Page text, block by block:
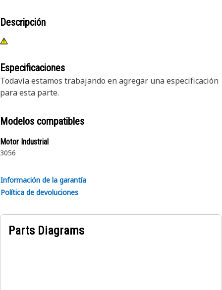
Descripción
Especificaciones
Todavía estamos trabajando en agregar una especificación
para esta parte.
Modelos compatibles
Motor Industrial
3056
Información de la garantía
Política de devoluciones
Parts Diagrams